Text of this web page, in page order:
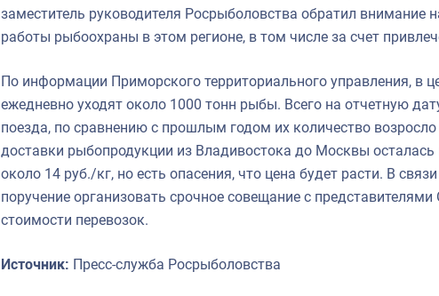
заместитель руководителя Росрыболовства обратил внимание
работы рыбоохраны в этом регионе, в том числе за счет
По информации Приморского территориального управления, в
ежедневно уходят около 1000 тонн рыбы. Всего на отчетную
поезда, по сравнению с прошлым годом их количество
доставки рыбопродукции из Владивостока до Москвы осталась
около 14 руб./кг, но есть опасения, что цена будет расти. В
поручение организовать срочное совещание с
стоимости перевозок.
Источник: Пресс-служба Росрыболовства